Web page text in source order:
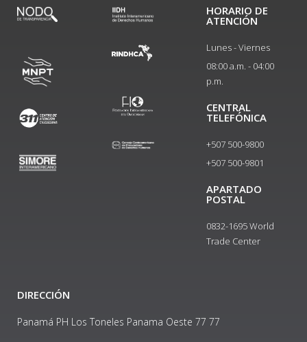
HORARIO DE
ATENCIÓN
Lunes - Viernes
08:00 a.m. - 04:00
p.m.
CENTRAL
TELEFÓNICA
+507 500-9800
+507 500-9801​
APARTADO
POSTAL
0832-1695 World
Trade Center
DIRECCIÓN
Panamá PH Los Toneles Panama Oeste 77 77